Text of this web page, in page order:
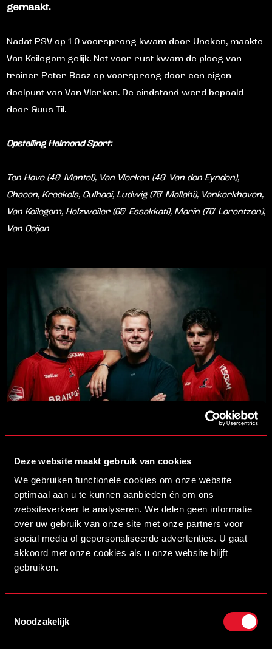
Deze website maakt gebruik van cookies
We gebruiken functionele cookies om onze website
optimaal aan u te kunnen aanbieden én om ons
websiteverkeer te analyseren. We delen geen informatie
over uw gebruik van onze site met onze partners voor
social media of gepersonaliseerde advertenties. U gaat
akkoord met onze cookies als u onze website blijft
gebruiken.
Noodzakelijk
gemaakt.
Nadat PSV op 1-0 voorsprong kwam door Uneken, maakte
Van Keilegom gelijk. Net voor rust kwam de ploeg van
trainer Peter Bosz op voorsprong door een eigen
doelpunt van Van Vlerken. De eindstand werd bepaald
door Guus Til.
Opstelling Helmond Sport:
Ten Hove (46′ Mantel), Van Vlerken (46′ Van den Eynden),
Chacon, Kreekels, Culhaci, Ludwig (75′ Mallahi), Vankerkhoven,
Van Keilegom, Holzweiler (65′ Essakkati), Marín (70′ Lorentzen),
Van Ooijen
16/07/2026 14:00
LEES MEER
13/07/2026 19:00
KAARTVERKOOP OEFENWEDSTRIJD TEGEN SINT-TRUIDENSE V.V.